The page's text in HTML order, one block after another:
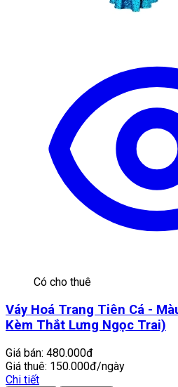
Có cho thuê
Váy Hoá Trang Tiên Cá -
Kèm Thắt Lưng Ngọc Trai)
Giá bán: 480.000đ
Giá thuê: 150.000đ/ngày
Chi tiết